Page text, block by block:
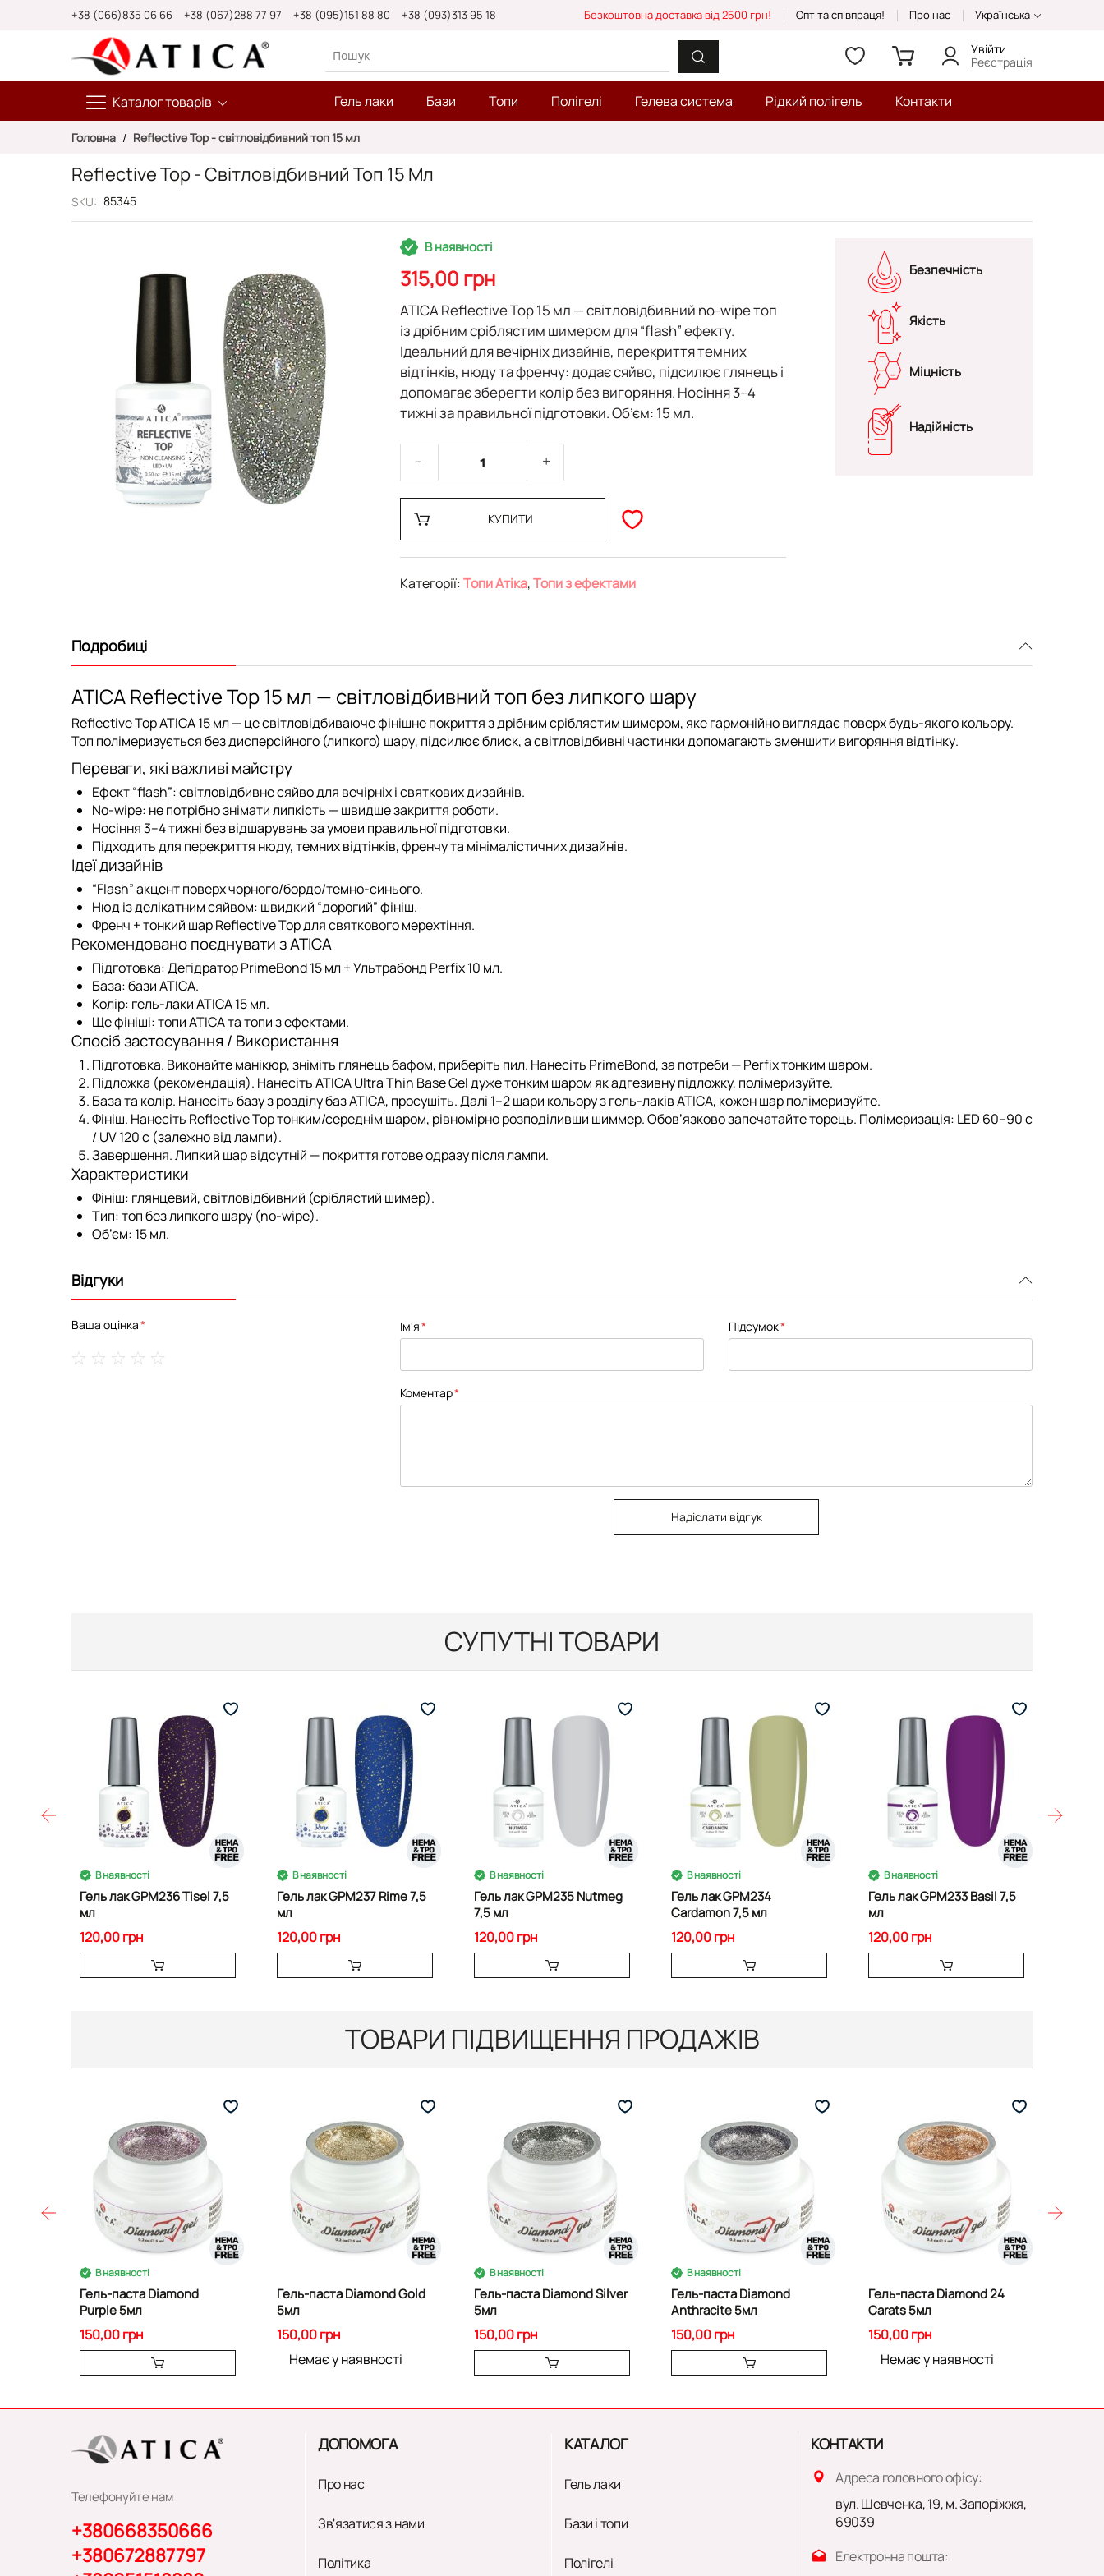
+38 (066)835 06 66 +38 (067)288 77 97 +38 (095)151 88 80 +38 (093)313 95 18 Безкоштовна доставка від 2500 грн! Опт та співпраця! Про нас Українська
Каталог товарів
Увійти
Реєстрація
Гель лаки Бази Топи Полігелі Гелева система Рідкий полігель Контакти
Головна Reflective Top - світловідбивний топ 15 мл
Reflective Top - Світловідбивний Топ 15 Мл
SKU 85345
зображень
В наявності
315,00 грн
ATICA Reflective Top 15 мл — світловідбивний no-wipeтоп
із дрібним сріблястим шимером для “flash” ефекту.
Ідеальний длявечірніх дизайнів, перекриттятемних
відтінків, нюду та френчу: додає сяйво, підсилює глянець і
допомагає зберегти колір без вигоряння. Носіння3–4
тижніза правильної підготовки. Об’єм: 15 мл.
КУПИТИ
Категорії:Топи Атіка,Топи з ефектами
Безпечність
Якість
Міцність
Надійність
Подробиці
ATICA Reflective Top 15 мл — світловідбивний топ без липкого шару
Reflective Top ATICA 15 мл— це світловідбиваюче фінішне покриття з дрібним сріблястим шимером, яке гармонійно виглядає поверх будь-якого кольору.
Топ полімеризуєтьсябез дисперсійного (липкого) шару, підсилює блиск, а світловідбивні частинки допомагаютьзменшити вигоряння відтінку.
Переваги, які важливі майстру
Ефект “flash”: світловідбивне сяйво для вечірніх і святкових дизайнів.
No-wipe: не потрібно знімати липкість — швидше закриття роботи.
Носіння 3–4 тижнібез відшарувань за умови правильної підготовки.
Підходить для перекриття нюду, темних відтінків, френчу та мінімалістичних дизайнів.
Ідеї дизайнів
“Flash” акцент поверх чорного/бордо/темно-синього.
Нюд із делікатним сяйвом: швидкий “дорогий” фініш.
Френч + тонкий шар Reflective Top для святкового мерехтіння.
Рекомендовано поєднувати з ATICA
Підготовка:Дегідратор PrimeBond 15 мл+Ультрабонд Perfix 10 мл.
База:бази ATICA.
Колір: гель-лаки ATICA 15 мл.
Ще фініші:топи ATICAтатопи з ефектами.
Спосіб застосування / Використання
Підготовка. Виконайте манікюр, зніміть глянець бафом, приберіть пил. Нанесіть PrimeBond, за потреби —Perfixтонким шаром.
Підложка (рекомендація). НанесітьATICA Ultra Thin Base Gelдуже тонким шаром як адгезивну підложку, полімеризуйте.
База та колір. Нанесіть базу зрозділу баз ATICA, просушіть. Далі 1–2 шари кольору згель-лаків ATICA, кожен шар полімеризуйте.
Фініш. Нанесіть Reflective Top тонким/середнім шаром, рівномірно розподіливши шиммер. Обов’язково запечатайте торець. Полімеризація: LED 60–90 с
/ UV 120 с (залежно від лампи).
Завершення.Липкий шар відсутній — покриття готове одразу після лампи.
Характеристики
Фініш: глянцевий, світловідбивний (сріблястий шимер).
Тип: топ без липкого шару (no-wipe).
Об’єм: 15 мл.
Відгуки
Ваша оцінка Ім'я Підсумок
Коментар
Надіслати відгук
СУПУТНІ ТОВАРИ
В наявності
Гель лак GPM236 Tisel 7,5
мл
120,00 грн
В наявності
Гель лак GPM237 Rime 7,5
мл
120,00 грн
В наявності
Гель лак GPM235 Nutmeg
7,5 мл
120,00 грн
В наявності
Гель лак GPM234
Cardamon 7,5 мл
120,00 грн
В наявності
Гель лак GPM233 Basil 7,5
мл
120,00 грн
ТОВАРИ ПІДВИЩЕННЯ ПРОДАЖІВ
В наявності
Гель-паста Diamond
Purple 5мл
150,00 грн
Гель-паста Diamond Gold
5мл
150,00 грн
Немає у наявності
В наявності
Гель-паста Diamond Silver
5мл
150,00 грн
В наявності
Гель-паста Diamond
Anthracite 5мл
150,00 грн
Гель-паста Diamond 24
Carats 5мл
150,00 грн
Немає у наявності
Телефонуйте нам
+380668350666
+380672887797
ДОПОМОГА
Про нас
Зв'язатися з нами
Політика
КАТАЛОГ
Гель лаки
Бази і топи
Полігелі
КОНТАКТИ
Адреса головного офісу:
вул. Шевченка, 19, м. Запоріжжя,
69039
Електронна пошта: